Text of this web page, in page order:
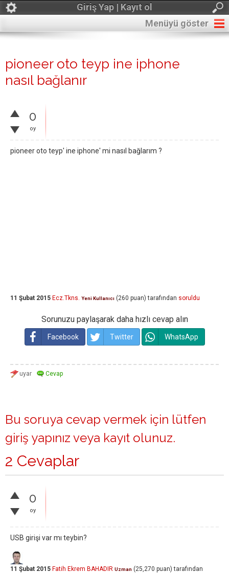
Giriş Yap | Kayıt ol
Menüyü göster
pioneer oto teyp ine iphone
nasıl bağlanır
0
oy
pioneer oto teyp' ine iphone' mi nasıl bağlarım ?
11 Şubat 2015 Ecz.Tkns. Yeni Kullanıcı (260 puan) tarafından soruldu
Sorunuzu paylaşarak daha hızlı cevap alın
Facebook Twitter WhatsApp
Bu soruya cevap vermek için lütfen
giriş yapınız veya kayıt olunuz.
2 Cevaplar
0
oy
USB girişi var mı teybin?
11 Şubat 2015 Fatih Ekrem BAHADIR Uzman (25,270 puan) tarafından